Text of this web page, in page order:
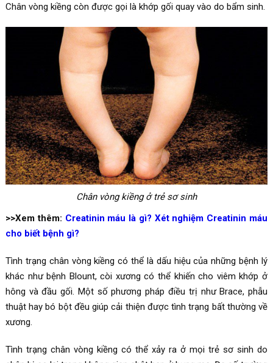
Chân vòng kiềng còn được gọi là khớp gối quay vào do bẩm sinh.
Chân vòng kiềng ở trẻ sơ sinh
>>Xem thêm: Creatinin máu là gì? Xét nghiệm Creatinin máu
cho biết bệnh gì?
Tình trạng chân vòng kiềng có thể là dấu hiệu của những bệnh lý
khác như bệnh Blount, còi xương có thể khiến cho viêm khớp ở
hông và đầu gối. Một số phương pháp điều trị như Brace, phẫu
thuật hay bó bột đều giúp cải thiện được tình trạng bất thường về
xương.
Tình trạng chân vòng kiềng có thể xảy ra ở mọi trẻ sơ sinh do